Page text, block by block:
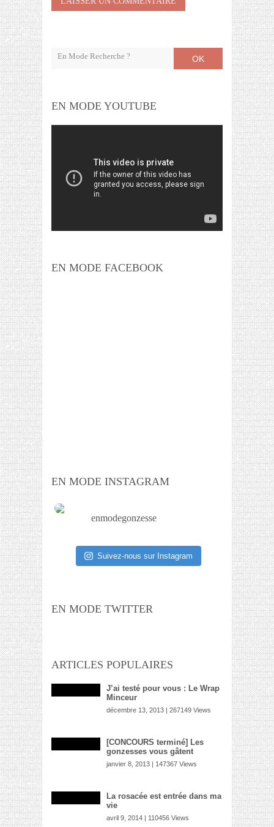
OK
EN MODE YOUTUBE
EN MODE FACEBOOK
EN MODE INSTAGRAM
enmodegonzesse
Suivez-nous sur Instagram
EN MODE TWITTER
ARTICLES POPULAIRES
J’ai testé pour vous : Le Wrap
Minceur
décembre 13, 2013 | 267149 Views
[CONCOURS terminé] Les
gonzesses vous gâtent
janvier 8, 2013 | 147367 Views
La rosacée est entrée dans ma
vie
avril 9, 2014 | 110456 Views